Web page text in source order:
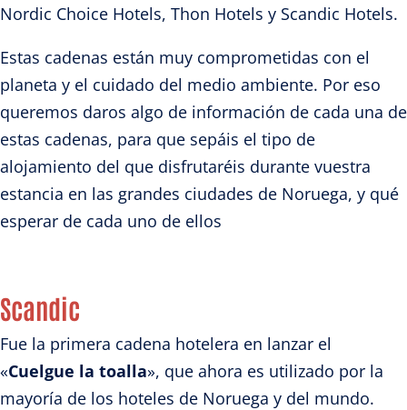
Nordic Choice Hotels, Thon Hotels y Scandic Hotels.
Estas cadenas están muy comprometidas con el
planeta y el cuidado del medio ambiente. Por eso
queremos daros algo de información de cada una de
estas cadenas, para que sepáis el tipo de
alojamiento del que disfrutaréis durante vuestra
estancia en las grandes ciudades de Noruega, y qué
esperar de cada uno de ellos
Scandic
Fue la primera cadena hotelera en lanzar el
«Cuelgue la toalla», que ahora es utilizado por la
mayoría de los hoteles de Noruega y del mundo.